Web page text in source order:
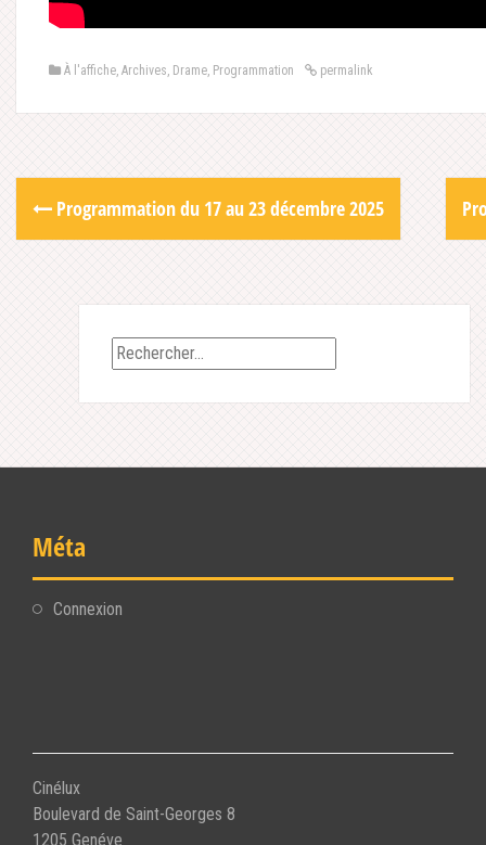
À l'affiche, Archives, Drame, Programmation permalink
Post
navigation
Programmation du 17 au 23 décembre 2025
Rechercher :
Méta
Connexion
Cinélux
Boulevard de Saint-Georges 8
1205 Genéve